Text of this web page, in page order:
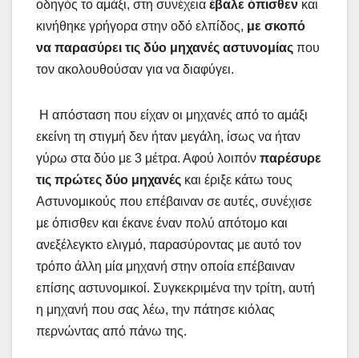
οδηγός το αμάξι, στη συνέχεια έβαλε όπισθεν και
κινήθηκε γρήγορα στην οδό ελπίδος, με σκοπό
να παρασύρει τις δύο μηχανές αστυνομίας που
τον ακολουθούσαν για να διαφύγει.
Η απόσταση που είχαν οι μηχανές από το αμάξι
εκείνη τη στιγμή δεν ήταν μεγάλη, ίσως να ήταν
γύρω στα δύο με 3 μέτρα. Αφού λοιπόν παρέσυρε
τις πρώτες δύο μηχανές και έριξε κάτω τους
Αστυνομικούς που επέβαιναν σε αυτές, συνέχισε
με όπισθεν και έκανε έναν πολύ απότομο και
ανεξέλεγκτο ελιγμό, παρασύροντας με αυτό τον
τρόπο άλλη μία μηχανή στην οποία επέβαιναν
επίσης αστυνομικοί. Συγκεκριμένα την τρίτη, αυτή
η μηχανή που σας λέω, την πάτησε κιόλας
περνώντας από πάνω της.